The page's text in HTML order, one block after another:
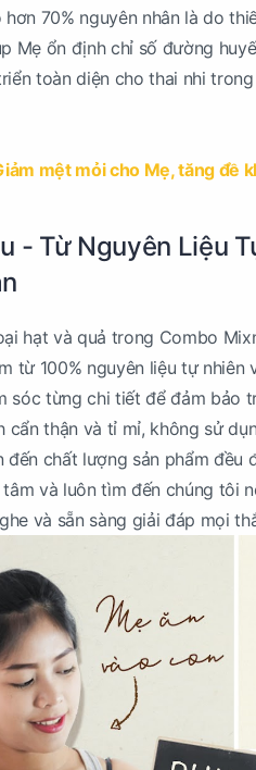
70% nguyên nhân là do
Mẹ ổn định chỉ số đường
toàn diện cho thai nhi
mệt mỏi cho Mẹ, tăng đề
- Từ Nguyên Liệu
hạt và quả trong Combo
từ 100% nguyên liệu tự nhiên
sóc từng chi tiết để đảm bảo
cẩn thận và tỉ mỉ, không sử
đến chất lượng sản phẩm đều
và luôn tìm đến chúng tôi
và sẵn sàng giải đáp mọi